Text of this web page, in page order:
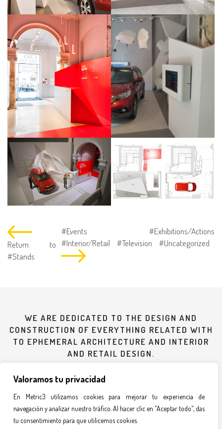
Valoramos tu privacidad
En Metric3 utilizamos cookies para mejorar tu experiencia de
navegación y analizar nuestro tráfico. Al hacer clic en "Aceptar todo", das
tu consentimiento para que utilicemos cookies.
Return to
#Stands
#Events
#Exhibitions/Actions
#Interior/Retail
#Television #Uncategorized
WE ARE DEDICATED TO THE DESIGN AND
CONSTRUCTION OF EVERYTHING RELATED WITH
TO EPHEMERAL ARCHITECTURE AND INTERIOR
AND RETAIL DESIGN.
935 607 619
metric3@metric3.com